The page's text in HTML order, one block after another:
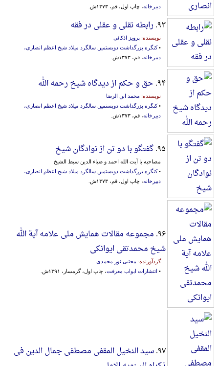
دبیرخانه، چاپ اول، قم، ۱۳۷۳ش.
۹۳. رابطه نقلی و عقلی در فقه
نویسنده: پرویز اذکائی
•کنگره بزرگداشت دویستمین سالگرد میلاد شیخ اعظم انصاری،
دبیرخانه، قم، ۱۳۷۳ش.
۹۴. حق و حکم از دیدگاه شیخ رحمه الله
نویسنده: محمد ابن الرضا
•کنگره بزرگداشت دویستمین سالگرد میلاد شیخ اعظم انصاری،
دبیرخانه، قم، ۱۳۷۳ش.
۹۵. گفتگو با دو تن از نوادگان شیخ
مصاحبه با آیت الله احمد و ضیاء الدین سبط الشیخ
•کنگره بزرگداشت دویستمین سالگرد میلاد شیخ اعظم انصاری،
دبیرخانه، چاپ اول، قم، ۱۳۷۳ش.
۹۶. مجموعه مقالات همایش ملی علامه آیة الله
شیخ محمدتقی ایوانکی
گردآورنده: مجتبی نور محمدی
• انتشارات ابواب معرفت، چاپ اول، گرمسار، ۱۳۹۱ش.
۹۷. سید النخیل المقفی مصطفی جمال الدین فی‌